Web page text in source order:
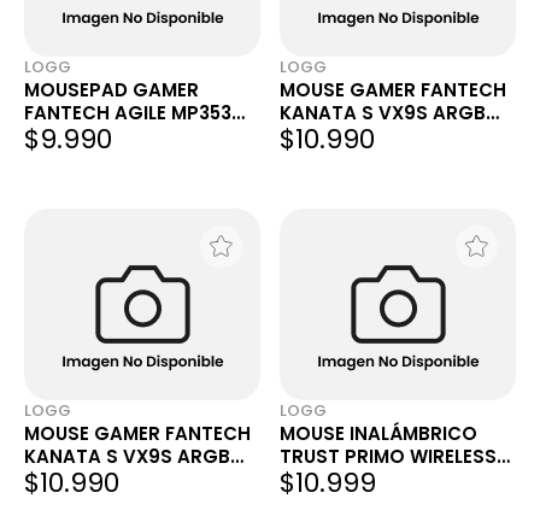
LOGG
MOUSEPAD GAMER
FANTECH AGILE MP353
350X300X4MM SPEED &
CONTROL GRIS
$9.990
LOGG
MOUSE GAMER FANTECH
KANATA S VX9S ARGB
7200 DPI 6 BOTONES
BLANCO
$10.990
LOGG
MOUSE GAMER FANTECH
KANATA S VX9S ARGB
7200 DPI 6 BOTONES
NEGRO
$10.990
LOGG
MOUSE INALÁMBRICO
TRUST PRIMO WIRELESS
1600DPI BLANCO MATE
$10.999